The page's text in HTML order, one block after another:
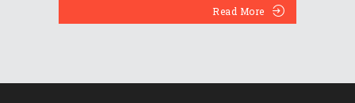
Read More